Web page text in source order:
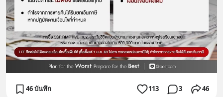
46 บันทึก 113 3 46